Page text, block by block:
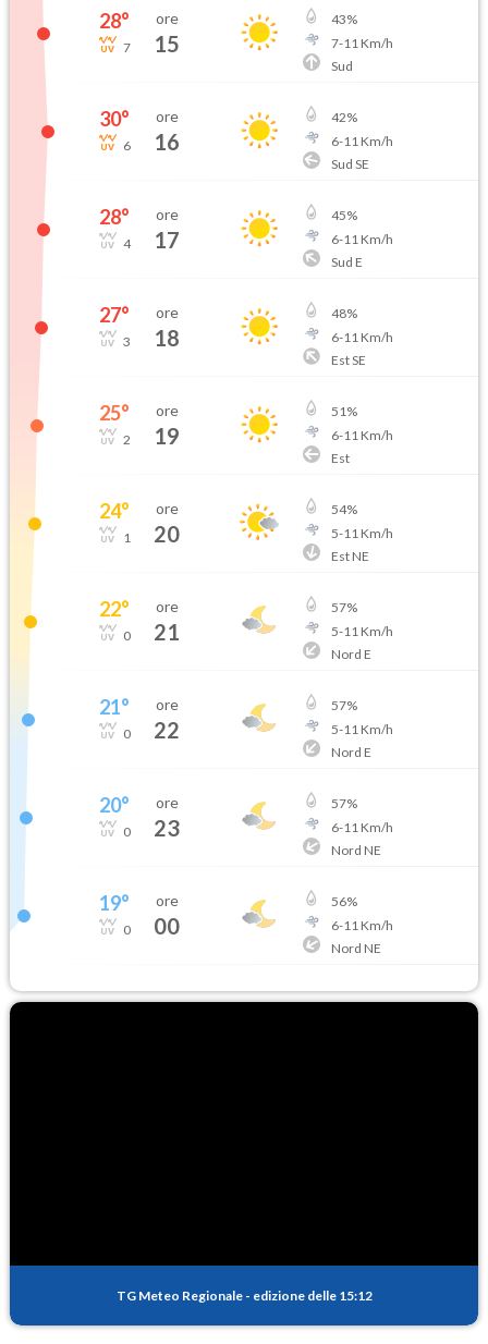
28°
7
ore
15
43%
7-11 Km/h
Sud
30°
6
ore
16
42%
6-11 Km/h
Sud SE
28°
4
ore
17
45%
6-11 Km/h
Sud E
27°
3
ore
18
48%
6-11 Km/h
Est SE
25°
2
ore
19
51%
6-11 Km/h
Est
24°
1
ore
20
54%
5-11 Km/h
Est NE
22°
0
ore
21
57%
5-11 Km/h
Nord E
21°
0
ore
22
57%
5-11 Km/h
Nord E
20°
0
ore
23
57%
6-11 Km/h
Nord NE
19°
0
ore
00
56%
6-11 Km/h
Nord NE
TG Meteo Regionale - edizione delle 15:12